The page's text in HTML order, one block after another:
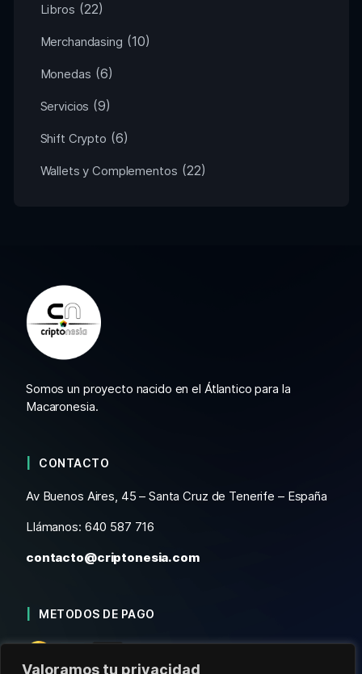
Valoramos tu privacidad
Libros (22)
Merchandasing (10)
Monedas (6)
Servicios (9)
Shift Crypto (6)
Wallets y Complementos (22)
Somos un proyecto nacido en el Átlantico para la
Macaronesia.
CONTACTO
Av Buenos Aires, 45 – Santa Cruz de Tenerife – España
Llámanos: 640 587 716
contacto@criptonesia.com
METODOS DE PAGO